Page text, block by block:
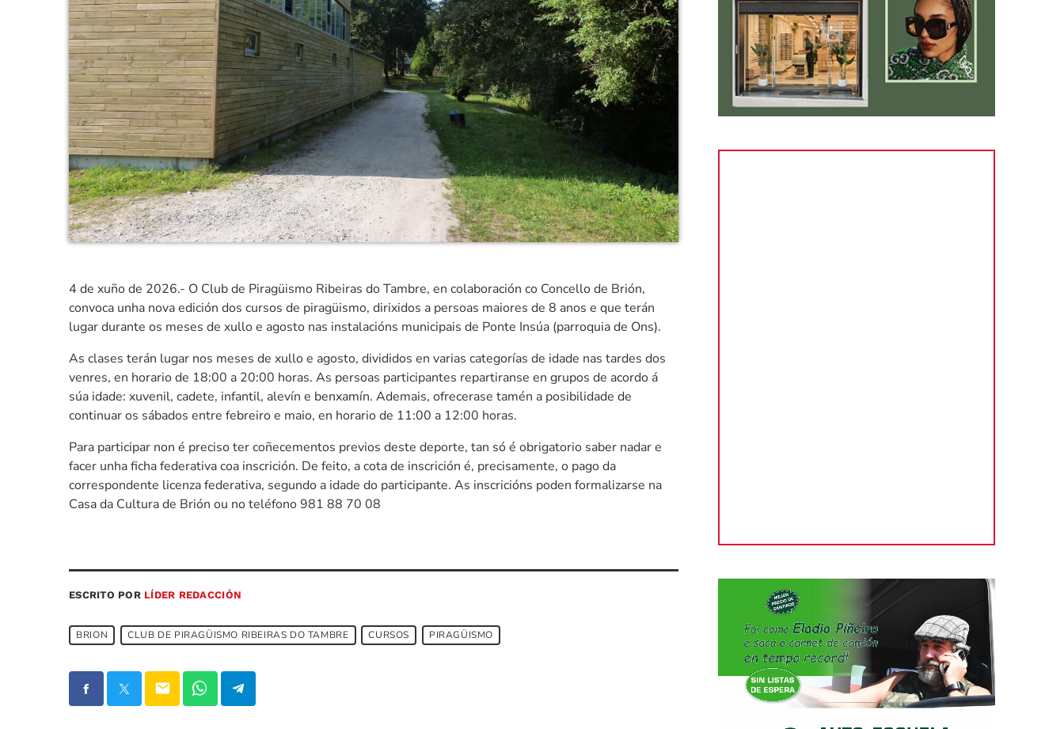
4 de xuño de 2026.- O Club de Piragüismo Ribeiras do Tambre, en colaboración co Concello de Brión,
convoca unha nova edición dos cursos de piragüismo, dirixidos a persoas maiores de 8 anos e que terán
lugar durante os meses de xullo e agosto nas instalacións municipais de Ponte Insúa (parroquia de Ons).
As clases terán lugar nos meses de xullo e agosto, divididos en varias categorías de idade nas tardes dos
venres, en horario de 18:00 a 20:00 horas. As persoas participantes repartiranse en grupos de acordo á
súa idade: xuvenil, cadete, infantil, alevín e benxamín. Ademais, ofrecerase tamén a posibilidade de
continuar os sábados entre febreiro e maio, en horario de 11:00 a 12:00 horas.
Para participar non é preciso ter coñecementos previos deste deporte, tan só é obrigatorio saber nadar e
facer unha ficha federativa coa inscrición. De feito, a cota de inscrición é, precisamente, o pago da
correspondente licenza federativa, segundo a idade do participante. As inscricións poden formalizarse na
Casa da Cultura de Brión ou no teléfono 981 88 70 08
ESCRITO POR LÍDER REDACCIÓN
BRION CLUB DE PIRAGÜISMO RIBEIRAS DO TAMBRE CURSOS PIRAGÜISMO
email